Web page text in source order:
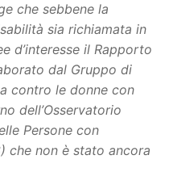
che sebbene la
sia richiamata in
d’interesse il Rapporto
dal Gruppo di
contro le donne con
dell’Osservatorio
Persone con
che non è stato ancora